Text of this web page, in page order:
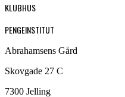
KLUBHUS
PENGEINSTITUT
Abrahamsens Gård
Skovgade 27 C
7300 Jelling